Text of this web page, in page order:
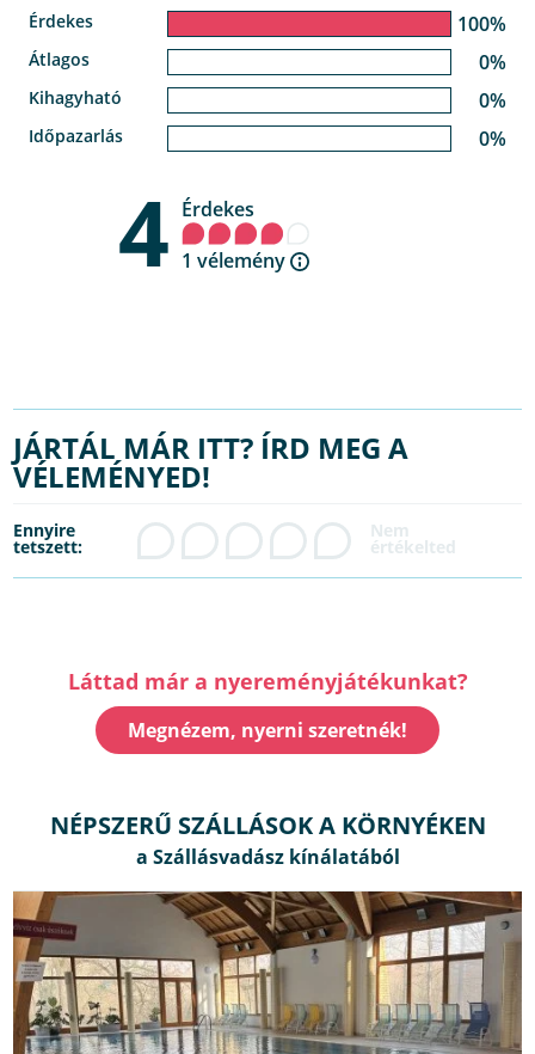
Érdekes 100%
Átlagos 0%
Kihagyható 0%
Időpazarlás 0%
4 Érdekes
1 vélemény
JÁRTÁL MÁR ITT? ÍRD MEG A
VÉLEMÉNYED!
Ennyire
tetszett:
Láttad már a nyereményjátékunkat?
Megnézem, nyerni szeretnék!
NÉPSZERŰ SZÁLLÁSOK A KÖRNYÉKEN